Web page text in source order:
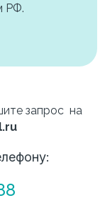
РФ.
запрос  на